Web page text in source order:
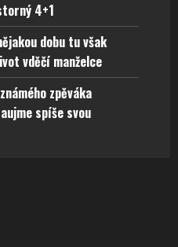
4+1
dobu tu však
vděčí manželce
zpěváka
spíše svou